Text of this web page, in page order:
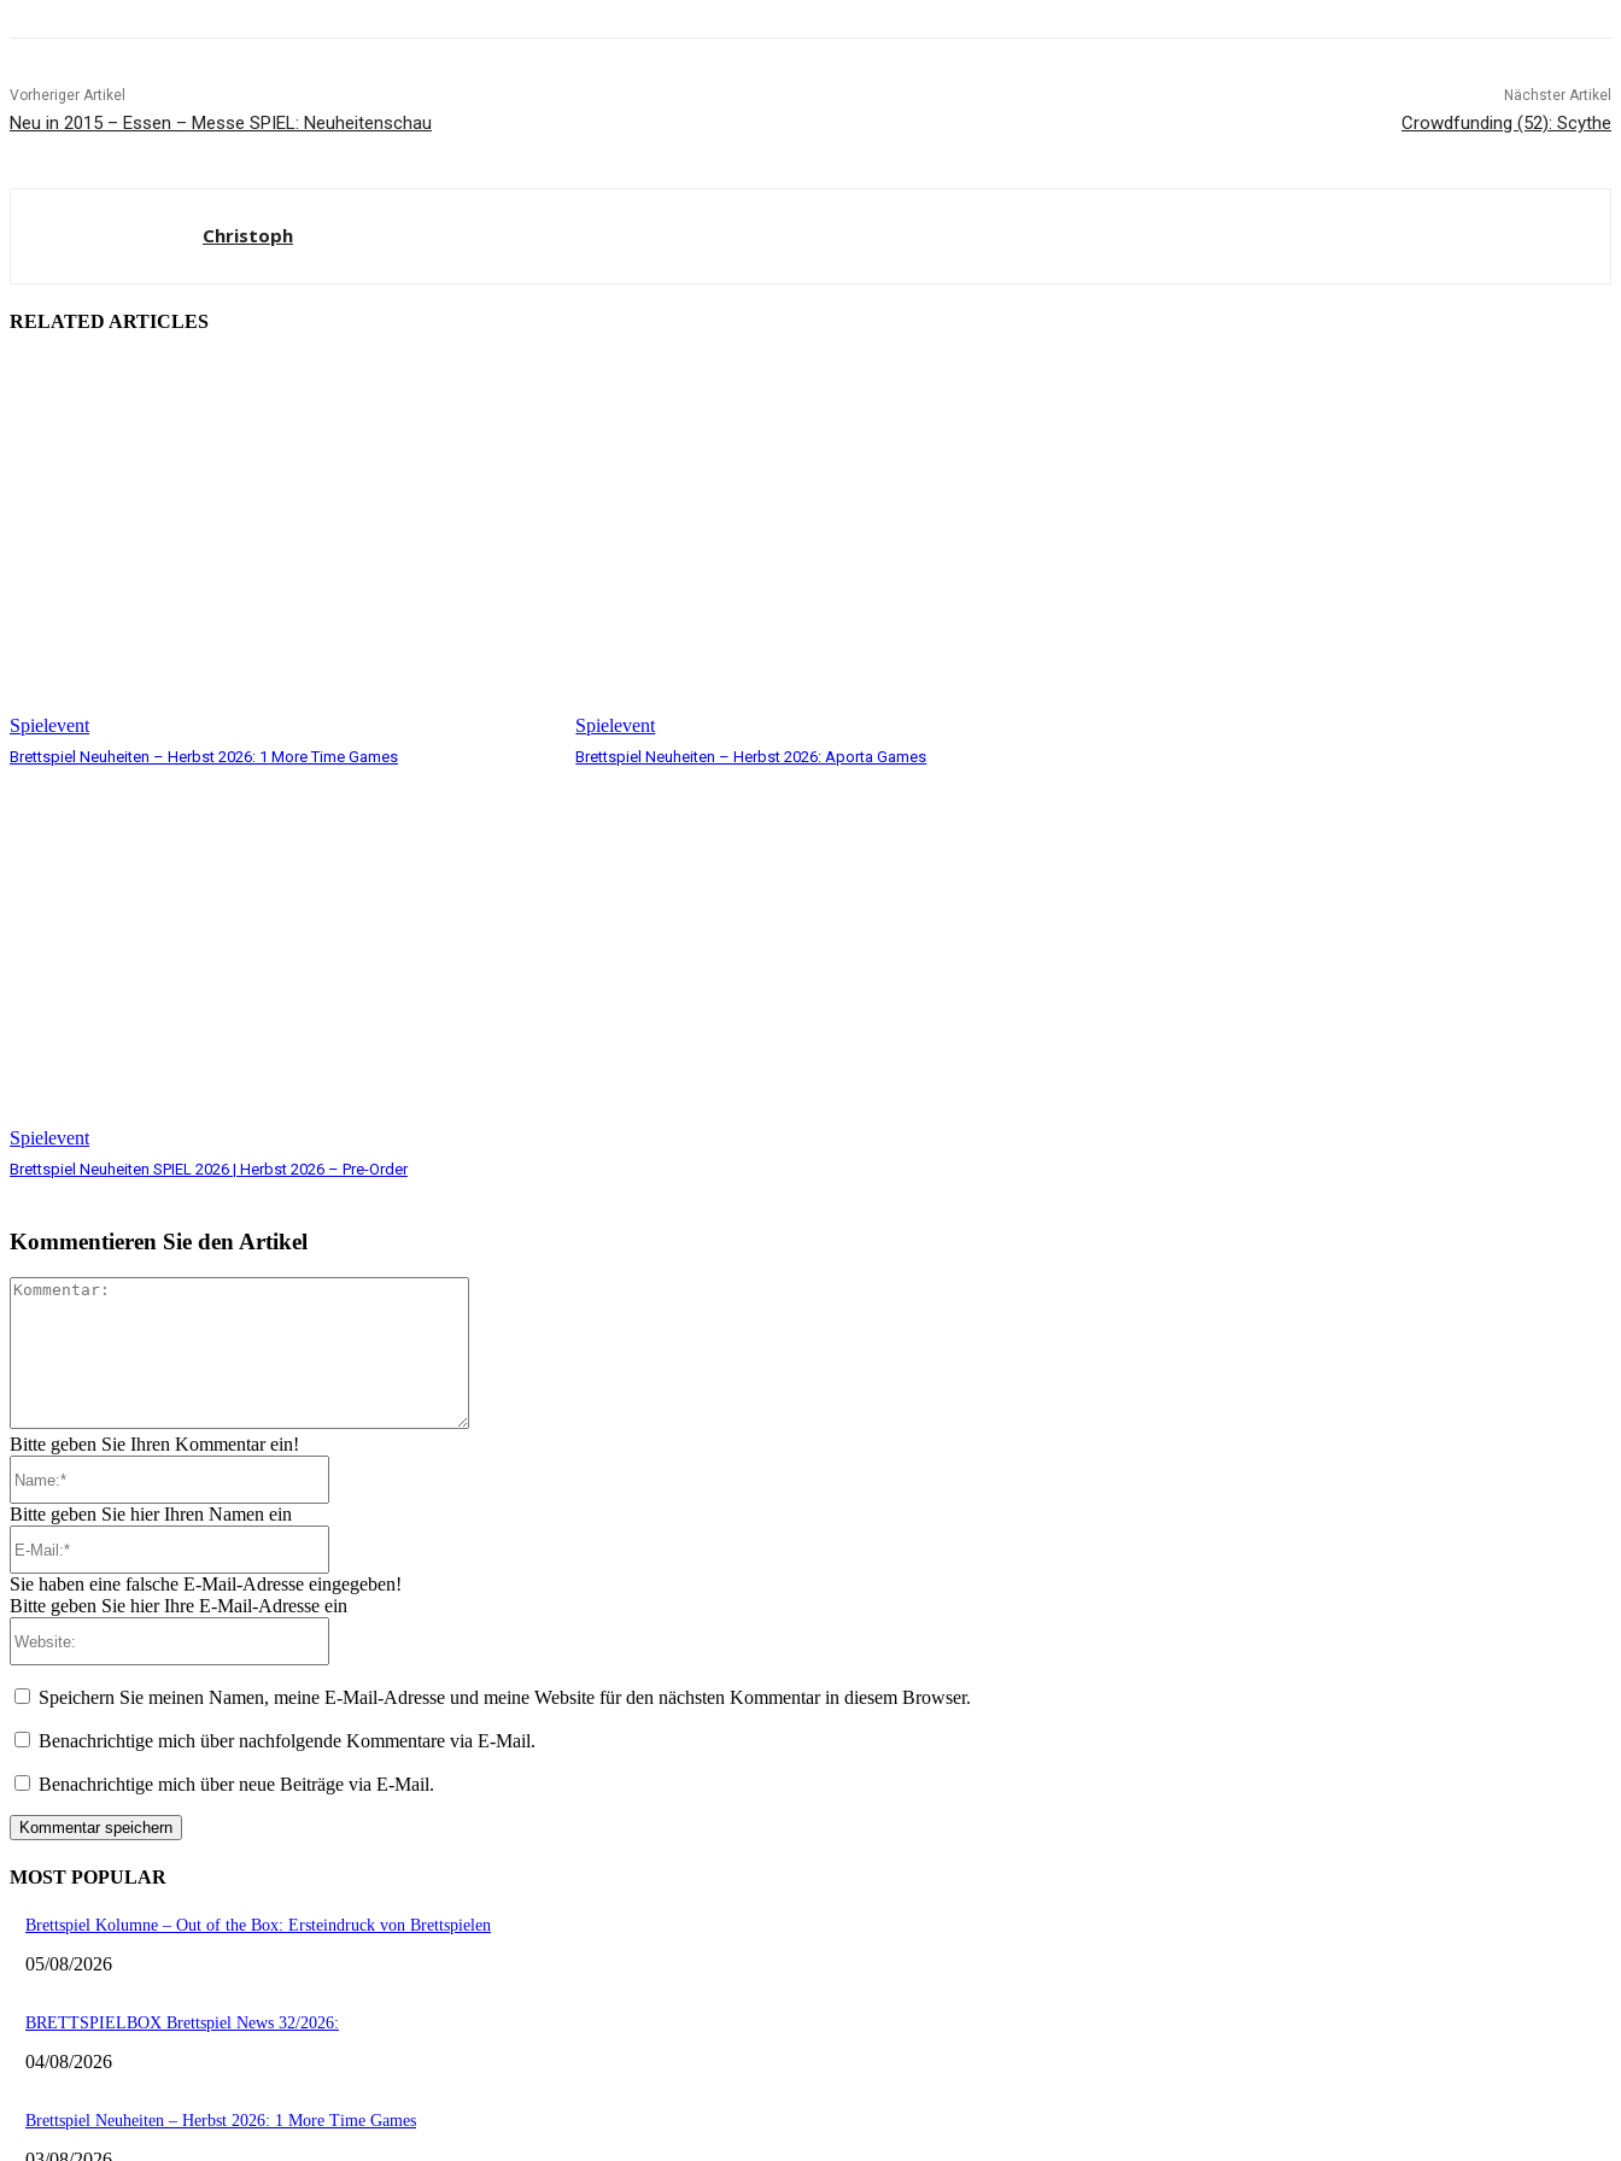
Vorheriger Artikel
Neu in 2015 – Essen – Messe SPIEL: Neuheitenschau
Nächster Artikel
Crowdfunding (52): Scythe
Christoph
RELATED ARTICLES
Spielevent
Brettspiel Neuheiten – Herbst 2026: 1 More Time Games
Spielevent
Brettspiel Neuheiten – Herbst 2026: Aporta Games
Spielevent
Brettspiel Neuheiten SPIEL 2026 | Herbst 2026 – Pre-Order
Kommentieren Sie den Artikel
Bitte geben Sie Ihren Kommentar ein!
Bitte geben Sie hier Ihren Namen ein
Sie haben eine falsche E-Mail-Adresse eingegeben!
Bitte geben Sie hier Ihre E-Mail-Adresse ein
Speichern Sie meinen Namen, meine E-Mail-Adresse und meine Website für den nächsten Kommentar in diesem Browser.
Benachrichtige mich über nachfolgende Kommentare via E-Mail.
Benachrichtige mich über neue Beiträge via E-Mail.
MOST POPULAR
Brettspiel Kolumne – Out of the Box: Ersteindruck von Brettspielen
05/08/2026
BRETTSPIELBOX Brettspiel News 32/2026:
04/08/2026
Brettspiel Neuheiten – Herbst 2026: 1 More Time Games